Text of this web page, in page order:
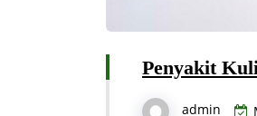
Penyakit
admin